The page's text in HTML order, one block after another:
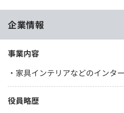
企業情報
事業内容
・家具インテリアなどのインタ
役員略歴